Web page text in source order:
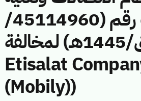
المعلومات رقم (45114960/
ق/1445هـ) لمخالفة (Etihad
Etisalat
(Mobily))